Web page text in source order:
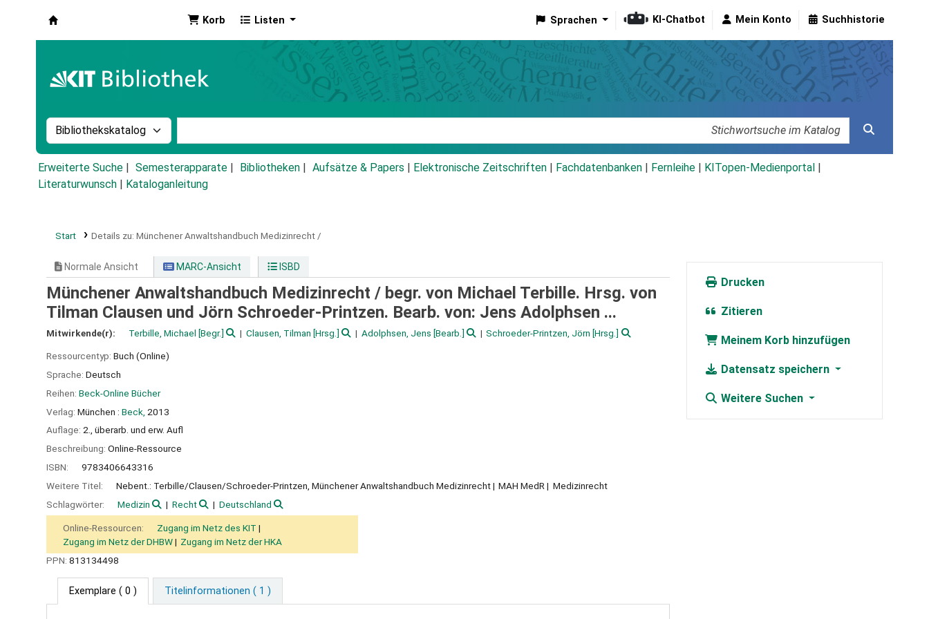
Korb Listen Sprachen KI-Chatbot Mein Konto Suchhistorie
Suche im Katalog nach:
Erweiterte Suche Semesterapparate Bibliotheken Aufsätze & Papers Elektronische Zeitschriften Fachdatenbanken Fernleihe KITopen-Medienportal
Literaturwunsch
Kataloganleitung
Start Details zu: Münchener Anwaltshandbuch Medizinrecht /
Normale Ansicht MARC-Ansicht ISBD
Münchener Anwaltshandbuch Medizinrecht / begr. von Michael Terbille. Hrsg. von
Tilman Clausen und Jörn Schroeder-Printzen. Bearb. von: Jens Adolphsen ...
Mitwirkende(r): Terbille, Michael [Begr.] Clausen, Tilman [Hrsg.] Adolphsen, Jens [Bearb.] Schroeder-Printzen, Jörn [Hrsg.]
Ressourcentyp: Buch (Online)
Sprache: Deutsch
Reihen: Beck-Online Bücher
Verlag: München : Beck, 2013
Auflage: 2., überarb. und erw. Aufl
Beschreibung: Online-Ressource
ISBN:
9783406643316
Weitere Titel:
Nebent.: Terbille/Clausen/Schroeder-Printzen, Münchener Anwaltshandbuch Medizinrecht MAH MedR
Medizinrecht
Schlagwörter:
Medizin Recht Deutschland
Online-Ressourcen:
Zugang im Netz des KIT
Zugang im Netz der DHBW
Zugang im Netz der HKA
PPN: 813134498
Exemplare ( 0 ) Titelinformationen ( 1 )
Drucken
Zitieren
Meinem Korb hinzufügen
Datensatz speichern
Weitere Suchen